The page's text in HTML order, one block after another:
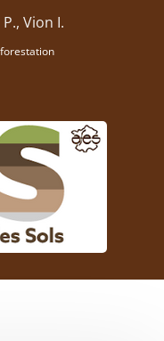
Vion I.